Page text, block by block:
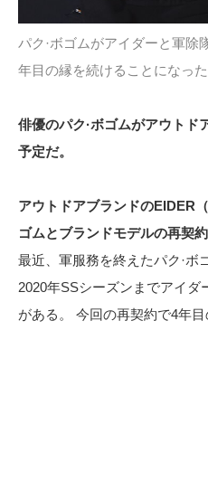
パク·ボゴムがアイダーと軍除
年目の縁を続けることになっ
俳優のパク·ボゴムがアウトド
予定だ。
アウトドアブランドのEIDER
ゴムとブランドモデルの再契
最近、軍服務を終えたパク·ボ
2020年SSシーズンまでアイダ
がある。 今回の再契約で4年目